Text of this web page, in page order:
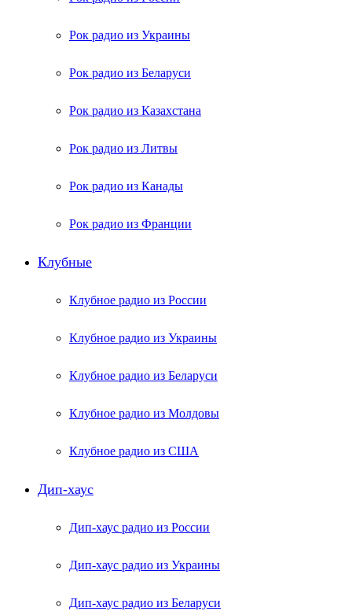
Рок радио из Украины
Рок радио из Беларуси
Рок радио из Казахстана
Рок радио из Литвы
Рок радио из Канады
Рок радио из Франции
Клубные
Клубное радио из России
Клубное радио из Украины
Клубное радио из Беларуси
Клубное радио из Молдовы
Клубное радио из США
Дип-хаус
Дип-хаус радио из России
Дип-хаус радио из Украины
Дип-хаус радио из Беларуси